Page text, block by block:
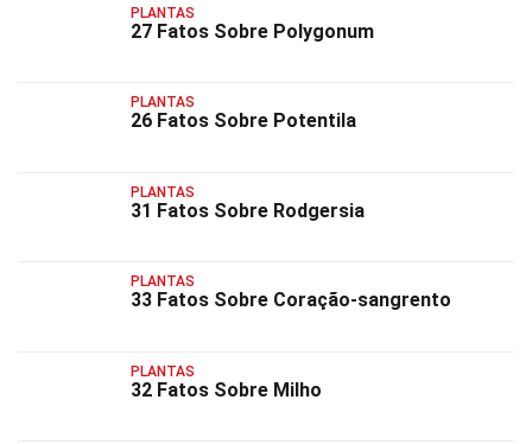
PLANTAS
27 Fatos Sobre Polygonum
PLANTAS
26 Fatos Sobre Potentila
PLANTAS
31 Fatos Sobre Rodgersia
PLANTAS
33 Fatos Sobre Coração-sangrento
PLANTAS
32 Fatos Sobre Milho